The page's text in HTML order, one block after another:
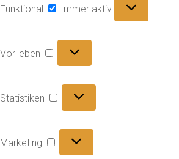
Funktional
Immer aktiv
Vorlieben
Vorlieben
Statistiken
Statistiken
Marketing
Marketing